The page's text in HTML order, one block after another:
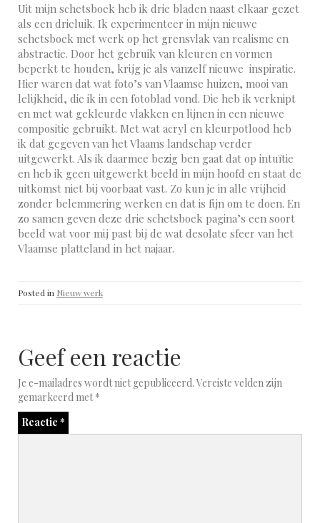
Uit mijn schetsboek heb ik drie bladen naast elkaar gezet
als een drieluik. Ik experimenteer in mijn nieuwe
schetsboek met werk op het grensvlak van realisme en
abstractie. Door het gebruik van kleuren en vormen
beperkt te houden, krijg je als vanzelf nieuwe inspiratie.
Hier waren dat wat foto’s van Vlaamse huizen, mooi van
lelijkheid, die ik in een fotoblad vond. Die heb ik verknipt
en met wat gekleurde vlakken en lijnen in een nieuwe
compositie gebruikt. Met wat acryl en kleurpotlood heb
ik dat gegeven van het Vlaams landschap verder
uitgewerkt. Als ik daarmee bezig ben gaat dat op intuïtie
en heb ik geen uitgewerkt beeld in mijn hoofd en staat de
uitkomst niet bij voorbaat vast. Zo kun je in alle vrijheid
zonder belemmering werken en dat is fijn om te doen. En
zo samen geven deze drie schetsboek pagina’s een soort
beeld wat voor mij past bij de wat desolate sfeer van het
Vlaamse platteland in het najaar.
Posted in Nieuw werk
Geef een reactie
Je e-mailadres wordt niet gepubliceerd. Vereiste velden zijn
gemarkeerd met*
Reactie *